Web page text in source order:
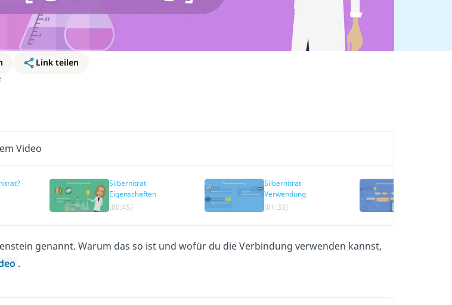
Link teilen
Video
Silbernitrat
Eigenschaften
(00:45)
Silbernitrat
Verwendung
(01:33)
genannt. Warum das so ist und wofür du die Verbindung verwenden kannst,
.